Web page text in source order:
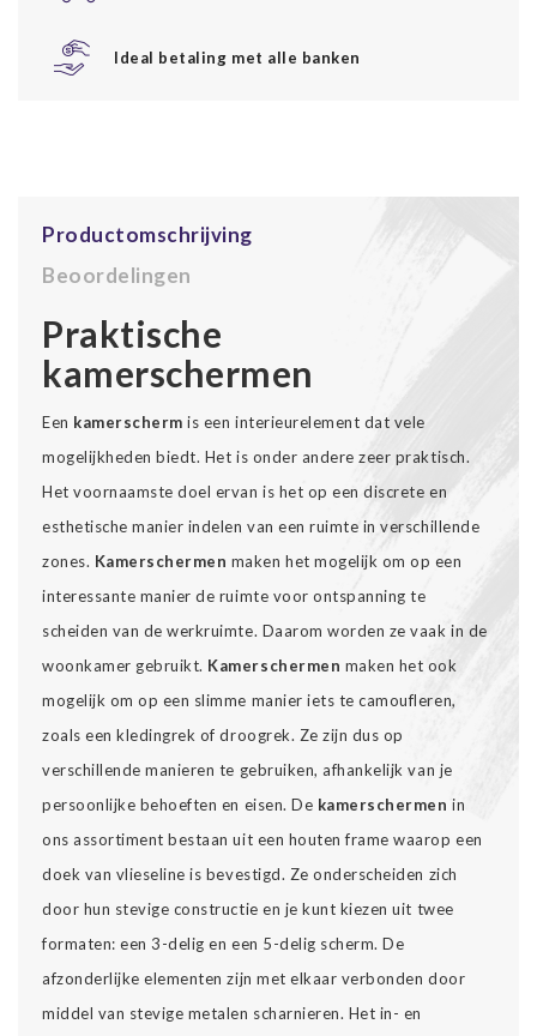
Ideal betaling met alle banken
Productomschrijving
Beoordelingen
Praktische
kamerschermen
Een kamerscherm is een interieurelement dat vele
mogelijkheden biedt. Het is onder andere zeer praktisch.
Het voornaamste doel ervan is het op een discrete en
esthetische manier indelen van een ruimte in verschillende
zones. Kamerschermen maken het mogelijk om op een
interessante manier de ruimte voor ontspanning te
scheiden van de werkruimte. Daarom worden ze vaak in de
woonkamer gebruikt. Kamerschermen maken het ook
mogelijk om op een slimme manier iets te camoufleren,
zoals een kledingrek of droogrek. Ze zijn dus op
verschillende manieren te gebruiken, afhankelijk van je
persoonlijke behoeften en eisen. De kamerschermen in
ons assortiment bestaan uit een houten frame waarop een
doek van vlieseline is bevestigd. Ze onderscheiden zich
door hun stevige constructie en je kunt kiezen uit twee
formaten: een 3-delig en een 5-delig scherm. De
afzonderlijke elementen zijn met elkaar verbonden door
middel van stevige metalen scharnieren. Het in- en